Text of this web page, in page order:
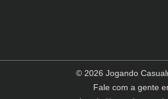
© 2026 Jogando
Fale com a gente